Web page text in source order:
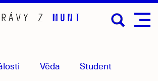
Věda Student